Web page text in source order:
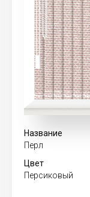
Название
Перл
Цвет
Персиковый